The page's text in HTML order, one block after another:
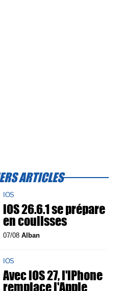
ARTICLES
IOS
iOS 26.6.1 se prépare
en coulisses
07/08Alban
IOS
Avec iOS 27, l'iPhone
remplace l'Apple